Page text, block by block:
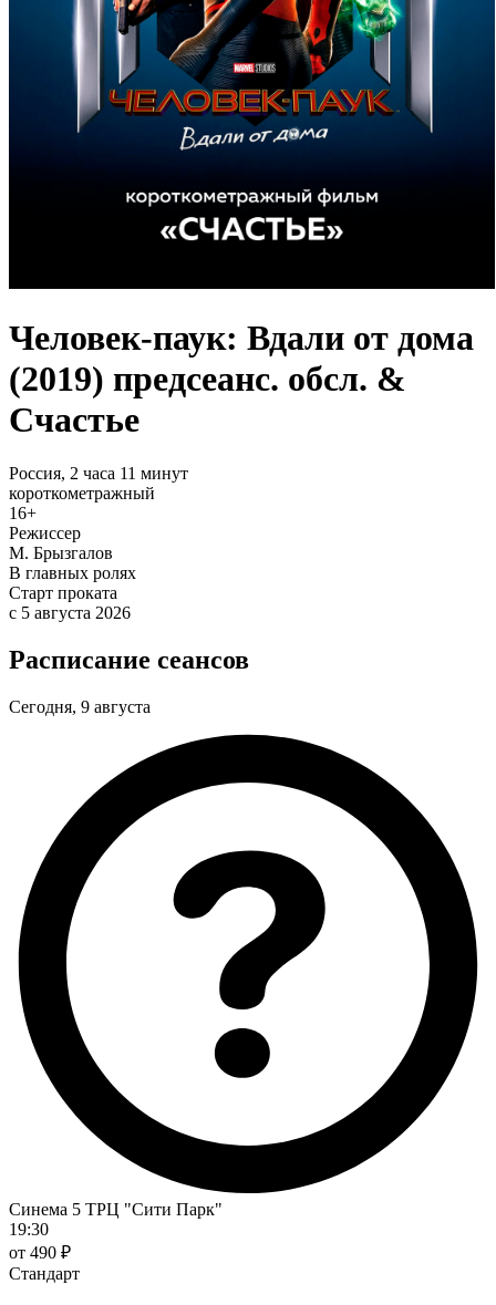
Человек-паук: Вдали от дома
(2019) предсеанс. обсл. &
Счастье
Россия, 2 часа 11 минут
короткометражный
16+
Режиссер
М. Брызгалов
В главных ролях
Старт проката
c 5 августа 2026
Расписание сеансов
Сегодня, 9 августа
Синема 5 ТРЦ "Сити Парк"
19:30
от 490 ₽
Стандарт